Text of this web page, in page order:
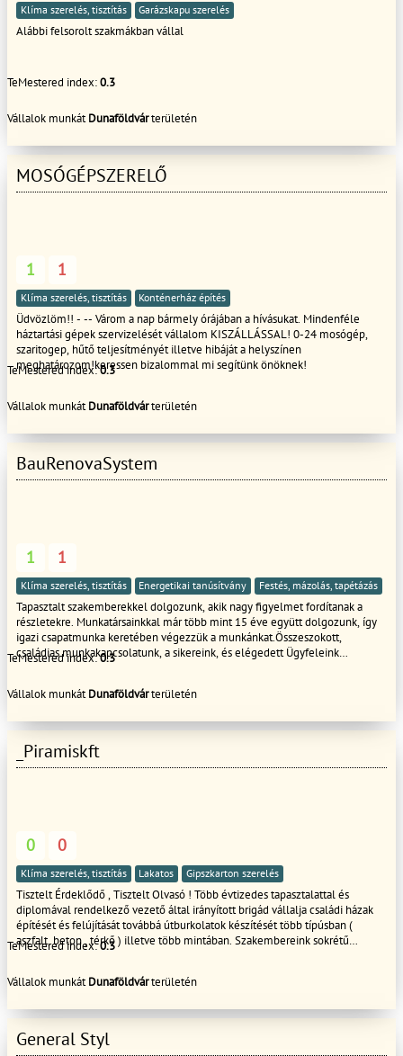
Klíma szerelés, tisztítás Garázskapu szerelés
Alábbi felsorolt szakmákban vállal
TeMestered index:0.3
Vállalok munkátDunaföldvárterületén
MOSÓGÉPSZERELŐ
1 1
Klíma szerelés, tisztítás Konténerház építés
Üdvözlöm!! - -- Várom a nap bármely órájában a hívásukat. Mindenféle
háztartási gépek szervizelését vállalom KISZÁLLÁSSAL! 0-24 mosógép,
szaritogep, hűtő teljesítményét illetve hibáját a helyszínen
meghatározom!keressen bizalommal mi segítünk önöknek!
TeMestered index:0.3
Vállalok munkátDunaföldvárterületén
BauRenovaSystem
1 1
Klíma szerelés, tisztítás Energetikai tanúsítvány Festés, mázolás, tapétázás
Tapasztalt szakemberekkel dolgozunk, akik nagy figyelmet fordítanak a
részletekre. Munkatársainkkal már több mint 15 éve együtt dolgozunk, így
igazi csapatmunka keretében végezzük a munkánkat.Összeszokott,
családias munkakapcsolatunk, a sikereink, és elégedett Ügyfeleink
Professzionális csapatunkkal, szakértőinkkel, gyorsan és szakszerűen
TeMestered index:0.3
Vállalok munkátDunaföldvárterületén
_Piramiskft
0 0
Klíma szerelés, tisztítás Lakatos Gipszkarton szerelés
Tisztelt Érdeklődő , Tisztelt Olvasó ! Több évtizedes tapasztalattal és
diplomával rendelkező vezető által irányított brigád vállalja családi házak
építését és felújítását továbbá útburkolatok készítését több típúsban (
aszfalt, beton , térkő ) illetve több mintában. Szakembereink sokrétű
Megrendelőink részére. Referencia munkáink megtekinthetőek,
betartásával ill. a jelenlegi helyzetre való tekintettel létrejött egészségügyi
szabályok betartásával. Ingyenes árajánlatkészítést biztosítunk ; személyes
felmérés és szakmai tanácsadást követően. Kérdéseivel forduljon hozzám
TeMestered index:0.3
Vállalok munkátDunaföldvárterületén
General Styl